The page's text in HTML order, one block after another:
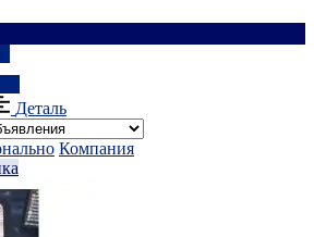
Деталь
Компания